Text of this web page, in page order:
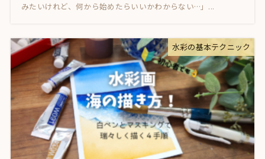
みたいけれど、何から始めたらいいかわからない…」...
水彩の基本テクニック